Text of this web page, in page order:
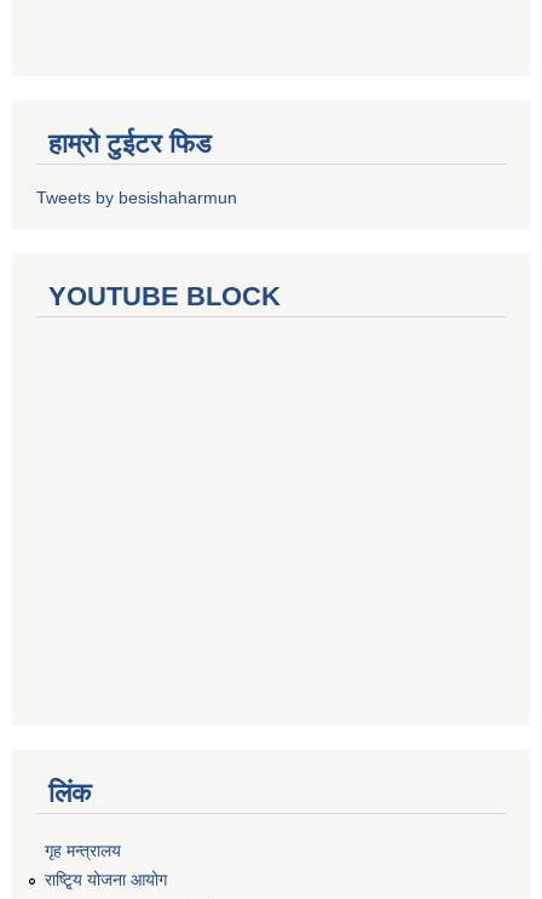
हाम्रो टुईटर फिड
Tweets by besishaharmun
YOUTUBE BLOCK
लिंक
गृह मन्त्रालय
राष्टि्ृय योजना आयोग